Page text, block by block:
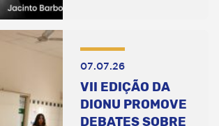
07.07.26
VII EDIÇÃO DA
DIONU PROMOVE
DEBATES SOBRE